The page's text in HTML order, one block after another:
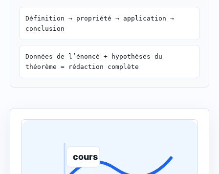
Définition → propriété → application →
conclusion
Données de l’énoncé + hypothèses du
théorème = rédaction complète
cours